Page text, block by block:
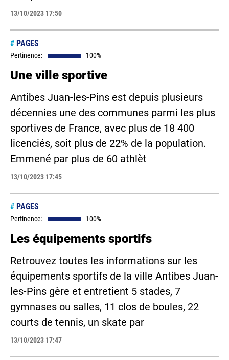
13/10/2023 17:50
# PAGES
Pertinence: 100%
Une ville sportive
Antibes Juan-les-Pins est depuis plusieurs
décennies une des communes parmi les plus
sportives de France, avec plus de 18 400
licenciés, soit plus de 22% de la population.
Emmené par plus de 60 athlèt
13/10/2023 17:45
# PAGES
Pertinence: 100%
Les équipements sportifs
Retrouvez toutes les informations sur les
équipements sportifs de la ville Antibes Juan-
les-Pins gère et entretient 5 stades, 7
gymnases ou salles, 11 clos de boules, 22
courts de tennis, un skate par
13/10/2023 17:47